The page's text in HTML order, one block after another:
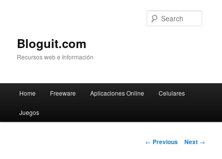
Bloguit.com
Recursos web e Información
Skip
to
Home Freeware Aplicaciones Online Celulares
Juegos
Post
← Previous Next →